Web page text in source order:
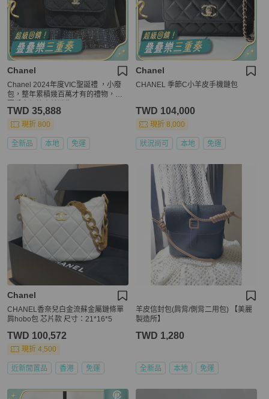
Chanel
Chanel 2024年度VIC聖誕禮 ，小廢
包，整年累積幾百萬才有的禮物，不
TWD 35,888
現折 800
全新品 本地 免運
Chanel
CHANEL 季節C小羊皮手機鏈包
TWD 104,000
現折 8,000
狀況尚可 本地 免運
Chanel
CHANEL香奈兒白金流蘇金屬鏈條單
肩hobo包 芯片款 尺寸：21*16*5
TWD 100,572
現折 4,500
近新閒置品 香港 免運
羊皮信封包(肩背/側背二用包) 【美麗
製造所】
TWD 1,280
全新品 本地 免運